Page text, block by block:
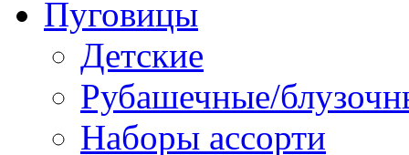
Пуговицы
Детские
Рубашечные/
Наборы ассорти